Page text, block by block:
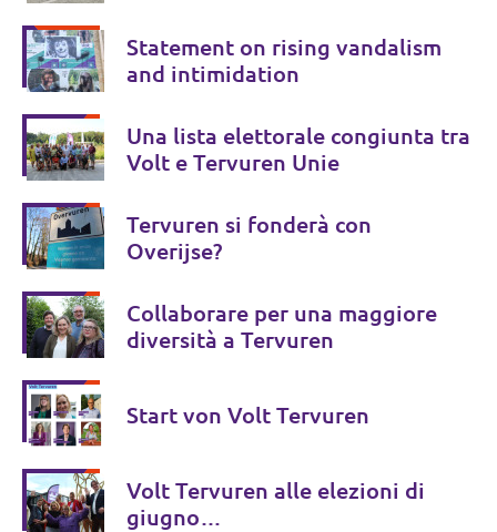
Statement on rising vandalism
and intimidation
Una lista elettorale congiunta tra
Volt e Tervuren Unie
Tervuren si fonderà con
Overijse?
Collaborare per una maggiore
diversità a Tervuren
Start von Volt Tervuren
Volt Tervuren alle elezioni di
giugno…